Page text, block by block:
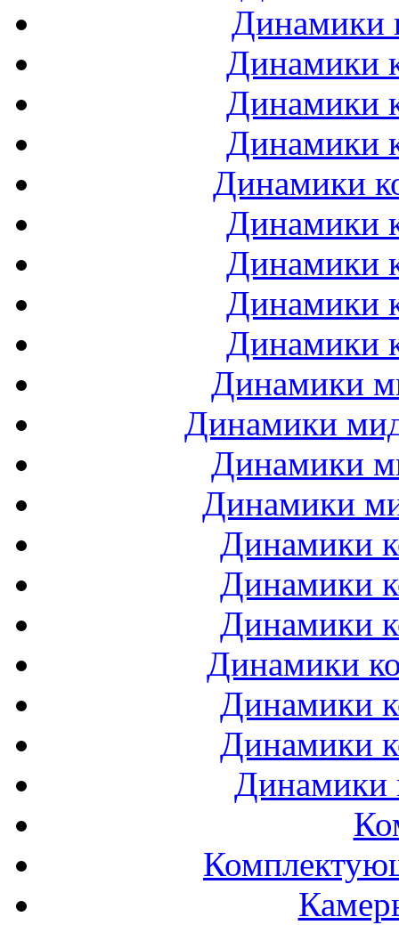
Динамики
Динамики
Динамики
Динамики
Динамики
Динамики
Динамики
Динамики
Динамики
Динамики
Динамики
Динамики
Динамики
Динамики
Динамики
Динамики
Динамики
Динамики
Динамики
Динамики